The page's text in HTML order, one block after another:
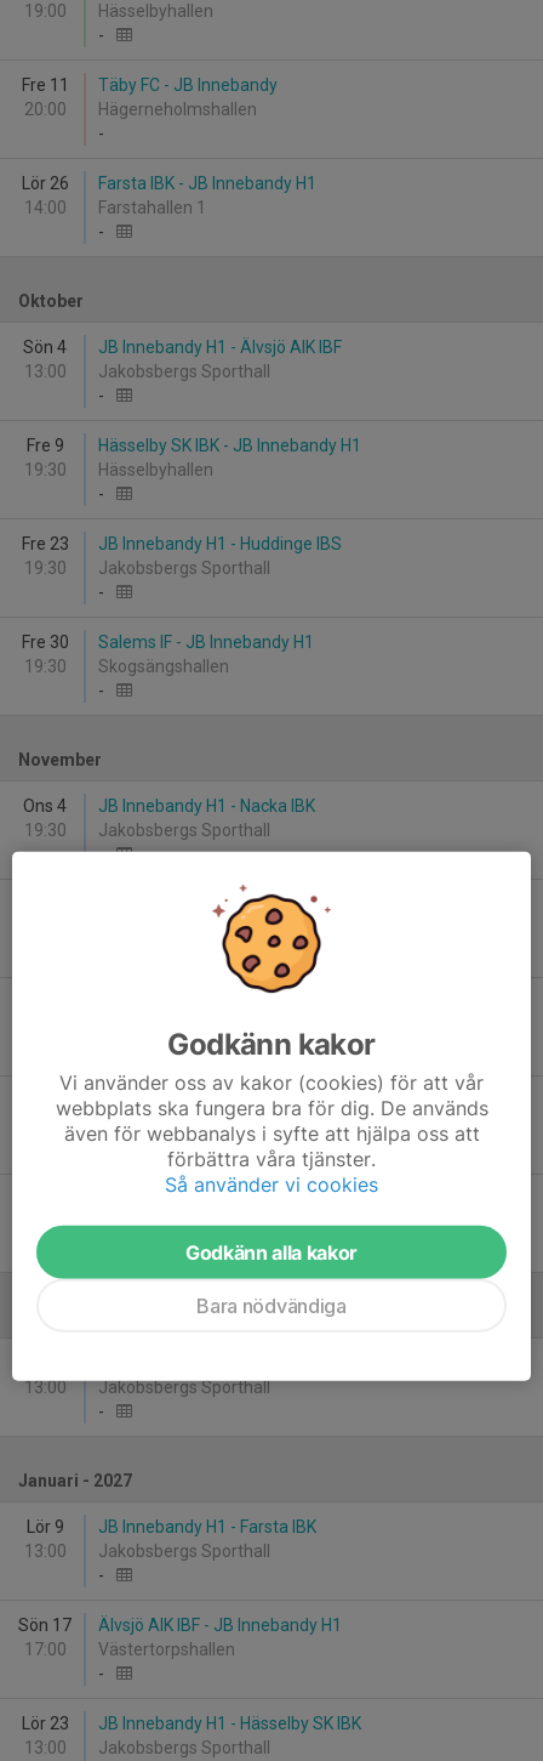
19:00
Hässelbyhallen
-
Fre 11
20:00
Täby FC - JB Innebandy
Hägerneholmshallen
-
Lör 26
14:00
Farsta IBK - JB Innebandy H1
Farstahallen 1
-
Oktober
Sön 4
13:00
JB Innebandy H1 - Älvsjö AIK IBF
Jakobsbergs Sporthall
-
Fre 9
19:30
Hässelby SK IBK - JB Innebandy H1
Hässelbyhallen
-
Fre 23
19:30
JB Innebandy H1 - Huddinge IBS
Jakobsbergs Sporthall
-
Fre 30
19:30
Salems IF - JB Innebandy H1
Skogsängshallen
-
November
Ons 4
19:30
JB Innebandy H1 - Nacka IBK
Jakobsbergs Sporthall
-
Nykvarns IF Utveckling - JB Innebandy H1
Ons 25
Åkersberga IBF - JB Innebandy H1
Österåkers Multiarena Plan 1 - Ljusterö
13:00
FBI Tullinge - JB Innebandy H1
Nya Tullingehallen
13:00
Jakobsbergs Sporthall
-
Januari - 2027
Lör 9
13:00
JB Innebandy H1 - Farsta IBK
Jakobsbergs Sporthall
-
Sön 17
17:00
Älvsjö AIK IBF - JB Innebandy H1
Västertorpshallen
-
Lör 23
13:00
JB Innebandy H1 - Hässelby SK IBK
Jakobsbergs Sporthall
Godkänn kakor
Vi använder oss av kakor (cookies) för att vår
webbplats ska fungera bra för dig. De används
även för webbanalys i syfte att hjälpa oss att
förbättra våra tjänster.
Så använder vi cookies
Godkänn alla kakor
Bara nödvändiga